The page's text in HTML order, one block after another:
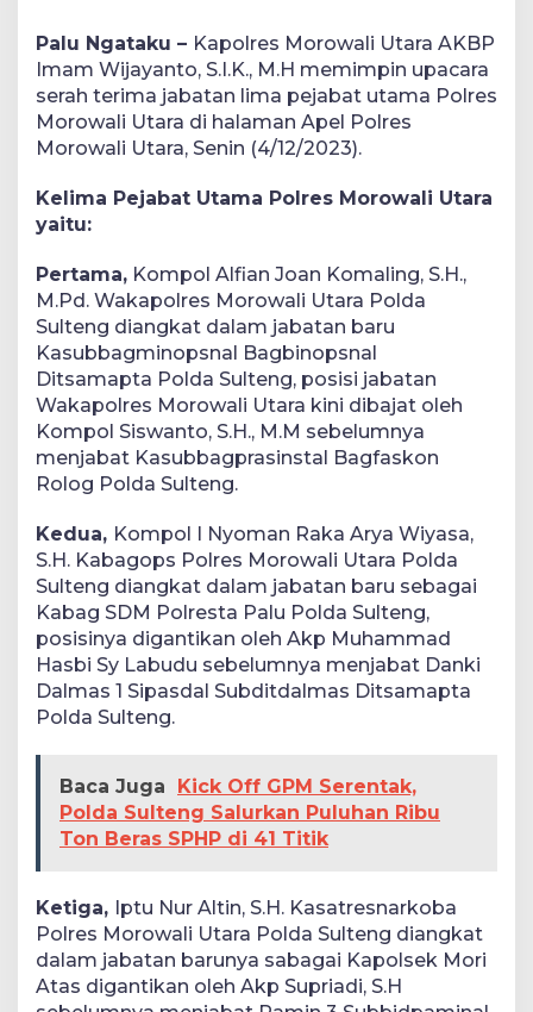
Palu Ngataku – Kapolres Morowali Utara AKBP
Imam Wijayanto, S.I.K., M.H memimpin upacara
serah terima jabatan lima pejabat utama Polres
Morowali Utara di halaman Apel Polres
Morowali Utara, Senin (4/12/2023).
Kelima Pejabat Utama Polres Morowali Utara
yaitu:
Pertama, Kompol Alfian Joan Komaling, S.H.,
M.Pd. Wakapolres Morowali Utara Polda
Sulteng diangkat dalam jabatan baru
Kasubbagminopsnal Bagbinopsnal
Ditsamapta Polda Sulteng, posisi jabatan
Wakapolres Morowali Utara kini dibajat oleh
Kompol Siswanto, S.H., M.M sebelumnya
menjabat Kasubbagprasinstal Bagfaskon
Rolog Polda Sulteng.
Kedua, Kompol I Nyoman Raka Arya Wiyasa,
S.H. Kabagops Polres Morowali Utara Polda
Sulteng diangkat dalam jabatan baru sebagai
Kabag SDM Polresta Palu Polda Sulteng,
posisinya digantikan oleh Akp Muhammad
Hasbi Sy Labudu sebelumnya menjabat Danki
Dalmas 1 Sipasdal Subditdalmas Ditsamapta
Polda Sulteng.
Baca Juga
Kick Off GPM Serentak,
Polda Sulteng Salurkan Puluhan Ribu
Ton Beras SPHP di 41 Titik
Ketiga, Iptu Nur Altin, S.H. Kasatresnarkoba
Polres Morowali Utara Polda Sulteng diangkat
dalam jabatan barunya sabagai Kapolsek Mori
Atas digantikan oleh Akp Supriadi, S.H